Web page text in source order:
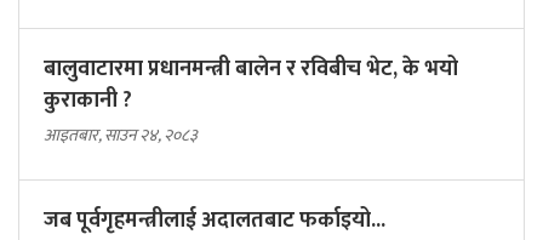
बालुवाटारमा प्रधानमन्त्री बालेन र रविबीच भेट, के भयो
कुराकानी ?
आइतबार, साउन २४, २०८३
जब पूर्वगृहमन्त्रीलाई अदालतबाट फर्काइयो...